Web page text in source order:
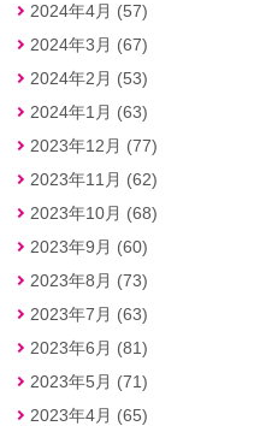
2024年4月 (57)
2024年3月 (67)
2024年2月 (53)
2024年1月 (63)
2023年12月 (77)
2023年11月 (62)
2023年10月 (68)
2023年9月 (60)
2023年8月 (73)
2023年7月 (63)
2023年6月 (81)
2023年5月 (71)
2023年4月 (65)